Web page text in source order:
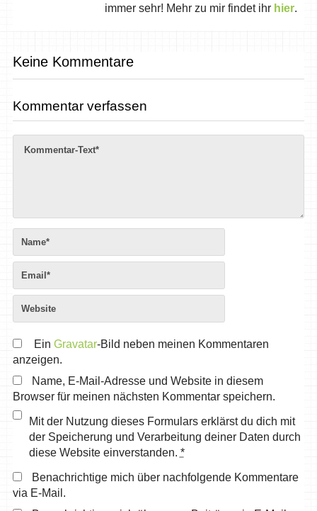
immer sehr! Mehr zu mir findet ihr hier.
Keine Kommentare
Kommentar verfassen
Ein Gravatar-Bild neben meinen Kommentaren
anzeigen.
Name, E-Mail-Adresse und Website in diesem
Browser für meinen nächsten Kommentar speichern.
Mit der Nutzung dieses Formulars erklärst du dich mit
der Speicherung und Verarbeitung deiner Daten durch
diese Website einverstanden. *
Benachrichtige mich über nachfolgende Kommentare
via E-Mail.